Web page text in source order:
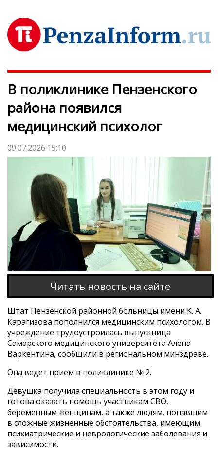
В поликлинике Пензенского
района появился
медицинский психолог
09.07.2026 15:10
Читать новость на сайте
Штат Пензенской районной больницы имени К. А.
Карагизова пополнился медицинским психологом. В
учреждение трудоустроилась выпускница
Самарского медицинского университета Алена
Варкентина, сообщили в региональном минздраве.
Она ведет прием в поликлинике № 2.
Девушка получила специальность в этом году и
готова оказать помощь участникам СВО,
беременным женщинам, а также людям, попавшим
в сложные жизненные обстоятельства, имеющим
психиатрические и неврологические заболевания и
зависимости.